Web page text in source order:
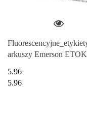
arkuszy Emerson
5.96
5.96